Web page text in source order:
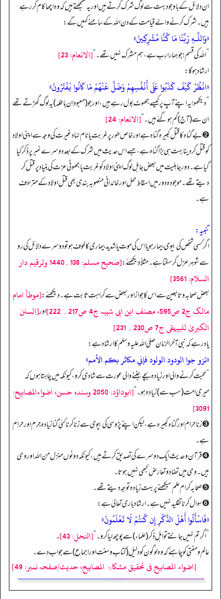
ان دلائل کے باوجود بہت سے لوگ شرک کرتے ہیں اور یہ سمجھتے ہیں کہ وہ اچھا کام کر رہے
ہیں۔ شرک کرنے والے قیامت کے دن اللہ کے سامنے کہیں گے:
«وَاللَّـهِ رَبِّنَا مَا كُنَّا مُشْرِكِينَ»
”اللہ کی قسم! جو ہمارا رب ہے، ہم مشرک نہیں تھے۔“[الانعام: 23]
ارشاد ہو گا:
«انْظُرْ كَيْفَ كَذَبُوا عَلَى أَنْفُسِهِمْ وَضَلَّ عَنْهُمْ مَا كَانُوا يَفْتَرُونَ»
”دیکھو! یہ اپنے آپ پر کیسے جھوٹ بول رہے ہیں، اور جو (معبودان باطلہ) یہ لوگ گھڑتے تھے
ان سے (آج) گم ہو گئے ہیں۔“[الانعام: 24]
➋ بےگناہ کا قتل کبیرہ گناہ ہے اور خاص طور پر غربت یا نام نہاد غیرت کی وجہ سے اپنی اولاد
کو قتل کر دینا بہت ہی بڑا گناہ ہے، جسے اس حدیث میں شرک کے بعد دوسرے نمبر پر ذکر کیا
گیا ہے۔ دور جاہلیت میں بعض جاہل لوگ اپنی اولاد کو غربت یا جھوٹی عزت کی بنیاد پر قتل کر
دیتے تھے۔ موجودہ دور میں اسقاط حمل اور خاندانی منصوبہ بندی بھی قتل اولاد کے مترادف
ہے۔
تنبیہ:
اگر کسی شخص کی بیوی بیمار ہو یا اس کی موت یا شدید بیماری کا خوف ہو تو دوسرے دلائل کی رو
سے شوہر عزل کر سکتا ہے۔ مثلاً دیکھئے:
[صحیح مسلم: 138؍1440 وترقیم دار
السلام: 3561]
بعض صحابہ وتابعین سے اس کا جواز اور بعض سے کراہت ثابت ہے۔ دیکھئے:[موطأ امام
مالک ج2 ص595، مصنف ابن ابی شیبہ ج4 ص217۔ 222]
اور[السنن
الکبریٰ للبیہقی ج7 ص230۔ 231]
یاد رہے کہ نبی آخر الزمان صلی اللہ علیہ وسلم کا ارشاد ہے:
«تزو جوا الودود الولود فإني مكاثر بكم الأمم»
”محبت کرنے والی اور زیادہ بچے جننے والی عورت سے شادی کرو، کیونکہ میں چاہتا ہوں کہ
میری امت (سب سے) زیادہ ہو۔“
[ابوداؤد: 2050 وسنده حسن، اضواءالمصابيح:
3091]
➌ زنا حرام اور گناہ کبیرہ ہے، لیکن اپنے پڑوسی کی بیوی سے زنا کرنا کئی گنا زیادہ جرم اور حرام
ہے۔
➍ قرآن و حدیث ایک دوسرے کی تصدیق کرتے ہیں، کیونکہ دونوں منزل من اللہ اور وحی
ہیں۔ وحی میں تضاد و تعارض کبھی نہیں ہوتا۔
➎ صحابہ کرام علم سیکھنے پر بہت زیادہ توجہ دیتے تھے۔
➏ سوال کرنا تقلید نہیں ہے۔ ارشاد باری تعالیٰ ہے:
«فَاسْأَلُوا أَهْلَ الذِّكْرِ إِن كُنتُمْ لَا تَعْلَمُونَ»
”اگر تم نہیں جانتے تو اہل ذکر (علماء) سے پوچھ لیا کرو۔“[النحل: 43]
۔
عالم و مفتی کو چاہئے کہ وہ لوگون کو دلیل (کتاب وسنت اور اجماع) سے جواب دے۔
[اضواء المصابیح فی تحقیق مشکاۃ المصابیح، حدیث/صفحہ نمبر: 49]